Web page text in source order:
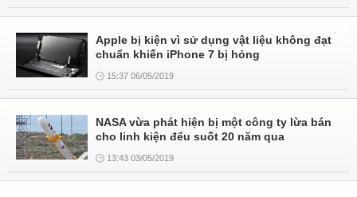
Apple bị kiện vì sử dụng vật liệu không đạt
chuẩn khiến iPhone 7 bị hỏng
15:37 06/05/2019
NASA vừa phát hiện bị một công ty lừa bán
cho linh kiện đểu suốt 20 năm qua
13:43 03/05/2019